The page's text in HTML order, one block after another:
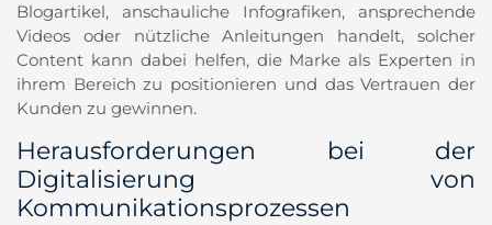
Blogartikel, anschauliche Infografiken, ansprechende
Videos oder nützliche Anleitungen handelt, solcher
Content kann dabei helfen, die Marke als Experten in
ihrem Bereich zu positionieren und das Vertrauen der
Kunden zu gewinnen.
Herausforderungen bei der
Digitalisierung von
Kommunikationsprozessen